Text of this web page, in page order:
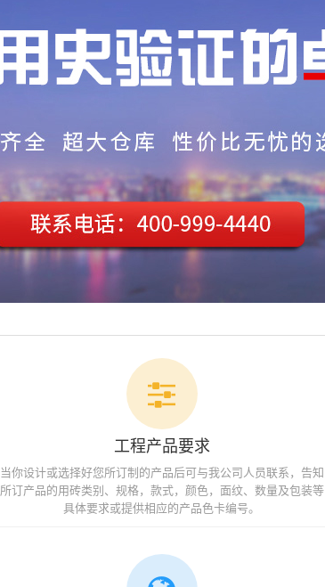
工程产品要求
当你设计或选择好您所订制的产品后可与我公司人员联系，告知
所订产品的用砖类别、规格，款式，颜色，面纹、数量及包装等
具体要求或提供相应的产品色卡编号。